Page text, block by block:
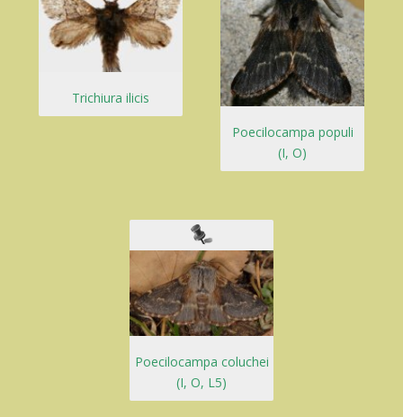
Trichiura ilicis
Poecilocampa populi
(I, O)
Poecilocampa coluchei
(I, O, L5)